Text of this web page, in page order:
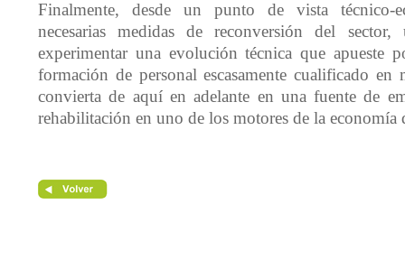
Finalmente, desde un punto de vista técnico-
necesarias medidas de reconversión del
experimentar una evolución técnica que
formación de personal escasamente cualificado en
convierta de aquí en adelante en una fuente de
rehabilitación en uno de los motores de la economía